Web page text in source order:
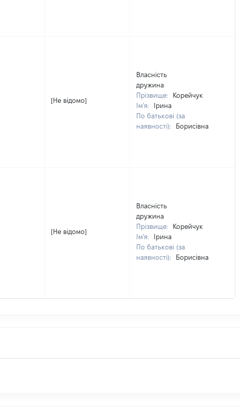
[Не відомо]
Власність
дружина
Прізвище:
Корейчук
Ім'я:
Ірина
По батькові (за
наявності):
Борисівна
[Не відомо]
Власність
дружина
Прізвище:
Корейчук
Ім'я:
Ірина
По батькові (за
наявності):
Борисівна